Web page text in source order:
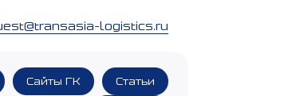
logistics.ru
Сайты ГК Статьи